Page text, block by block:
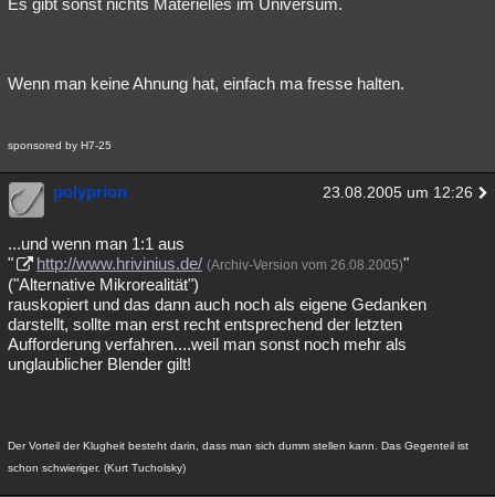
Es gibt sonst nichts Materielles im Universum.
Wenn man keine Ahnung hat, einfach ma fresse halten.
sponsored by H7-25
polyprion 23.08.2005 um 12:26
...und wenn man 1:1 aus
"
http://www.hrivinius.de/ (Archiv-Version vom 26.08.2005)"
("Alternative Mikrorealität")
rauskopiert und das dann auch noch als eigene Gedanken
darstellt, sollte man erst recht entsprechend der letzten
Aufforderung verfahren....weil man sonst noch mehr als
unglaublicher Blender gilt!
Der Vorteil der Klugheit besteht darin, dass man sich dumm stellen kann. Das Gegenteil ist
schon schwieriger. (Kurt Tucholsky)